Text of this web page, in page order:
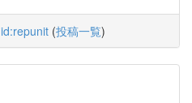
id:repunit (投稿一覧)